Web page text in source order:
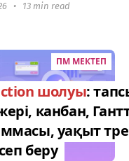
• 13 min read
ПМ МЕКТЕП
шолуы:
канбан,
уақыт
беру